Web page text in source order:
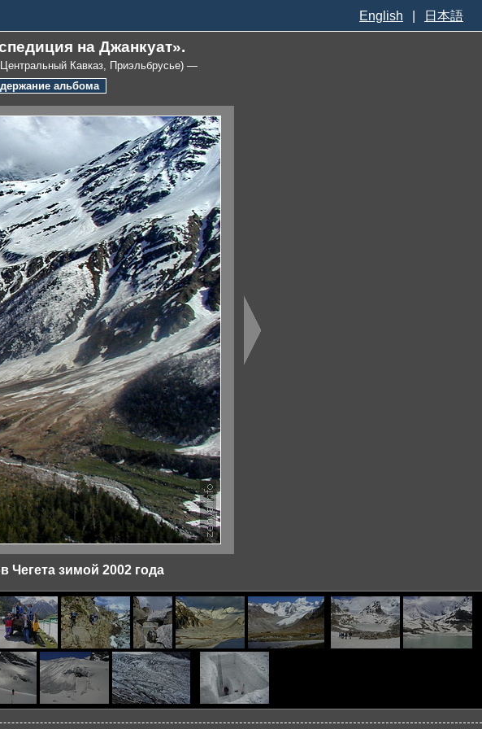
English 日本語
на Джанкуат».
Кавказ, Приэльбрусье) —
альбома
зимой 2002 года